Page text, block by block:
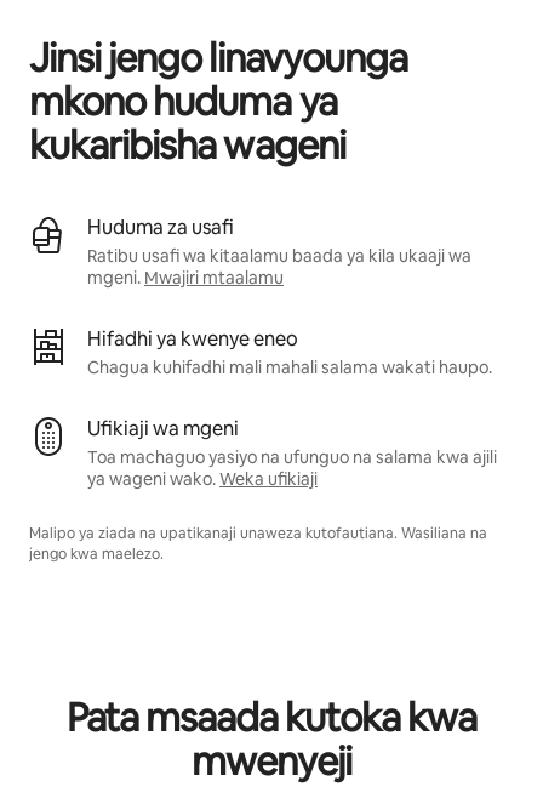
Jinsi jengo linavyounga
mkono huduma ya
kukaribisha wageni
Huduma za usafi
Ratibu usafi wa kitaalamu baada ya kila ukaaji wa
mgeni. Mwajiri mtaalamu
Hifadhi ya kwenye eneo
Chagua kuhifadhi mali mahali salama wakati haupo.
Ufikiaji wa mgeni
Toa machaguo yasiyo na ufunguo na salama kwa ajili
ya wageni wako.Weka ufikiaji
Malipo ya ziada na upatikanaji unaweza kutofautiana. Wasiliana na
jengo kwa maelezo.
Pata msaada kutoka kwa
mwenyeji